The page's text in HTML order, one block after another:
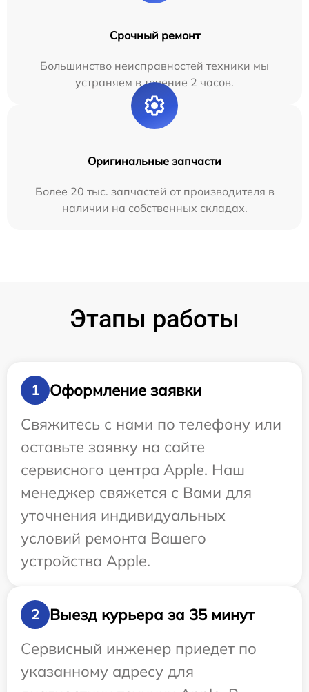
Срочный ремонт
Большинство неисправностей техники мы
устраняем в течение 2 часов.
Оригинальные запчасти
Более 20 тыс. запчастей от производителя в
наличии на собственных складах.
Этапы работы
1
Оформление заявки
Свяжитесь с нами по телефону или
оставьте заявку на сайте
сервисного центра Apple. Наш
менеджер свяжется с Вами для
уточнения индивидуальных
условий ремонта Вашего
устройства Apple.
2
Выезд курьера за 35 минут
Сервисный инженер приедет по
указанному адресу для